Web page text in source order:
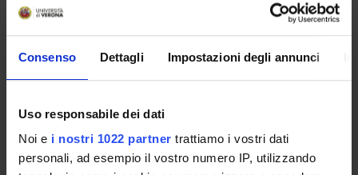
Consenso Dettagli Impostazioni degli annunci
Uso responsabile dei dati
Noi e i nostri 1022 partner trattiamo i vostri dati
personali, ad esempio il vostro numero IP, utilizzando
Marco Chilosi
Aldo Scarpa
Full Professor
Claudio Sorio
Associate Professor